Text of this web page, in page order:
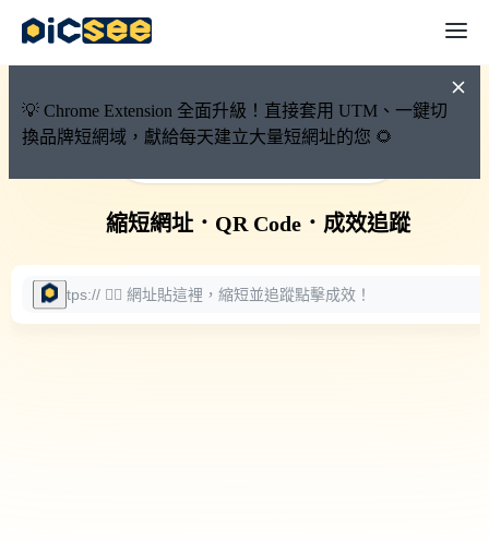
💡 Chrome Extension 全面升級！直接套用 UTM、一鍵切
換品牌短網域，獻給每天建立大量短網址的您 🌻
🚀 PicSee 短網址永久有效
縮短網址． QR Code． 成效追蹤